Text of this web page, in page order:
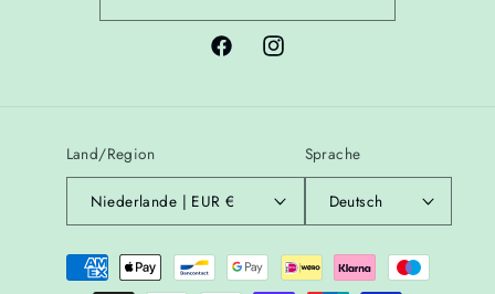
FacebookInstagram
Land/Region
Niederlande | EUR €
Sprache
Deutsch
Zahlungsmethoden